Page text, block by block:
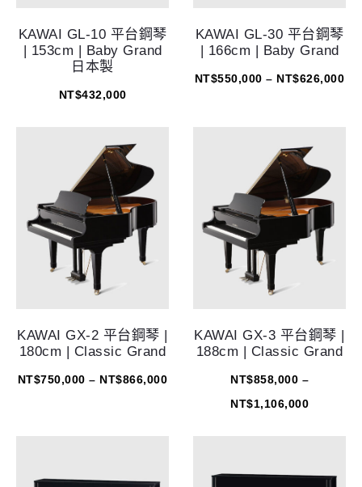
KAWAI GL-10 平台鋼琴
| 153cm | Baby Grand
日本製
NT$432,000
KAWAI GL-30 平台鋼琴
| 166cm | Baby Grand
NT$550,000 – NT$626,000
KAWAI GX-2 平台鋼琴 |
180cm | Classic Grand
NT$750,000 – NT$866,000
KAWAI GX-3 平台鋼琴 |
188cm | Classic Grand
NT$858,000 –
NT$1,106,000